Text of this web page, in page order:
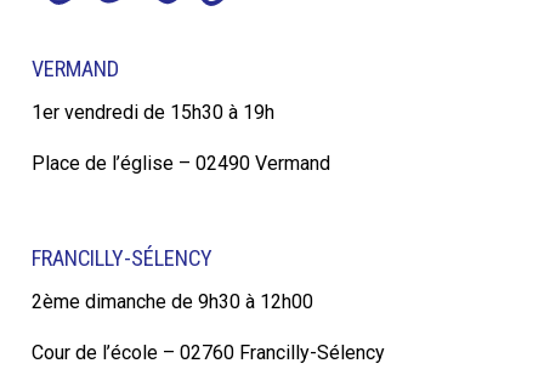
VERMAND
1er vendredi de 15h30 à 19h
Place de l’église – 02490 Vermand
FRANCILLY-SÉLENCY
2ème dimanche de 9h30 à 12h00
Cour de l’école – 02760 Francilly-Sélency